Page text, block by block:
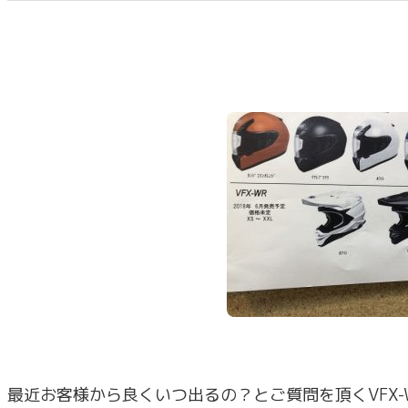
最近お客様から良くいつ出るの？とご質問を頂くVFX-